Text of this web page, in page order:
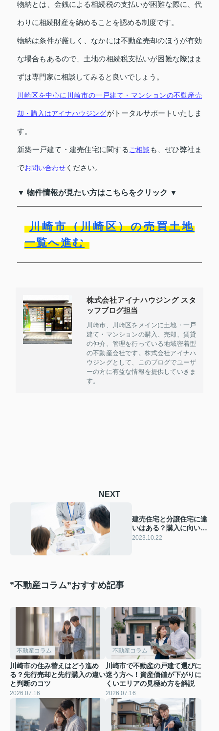
物納とは、金銭による相続税の支払いが困難な際に、代
わりに相続財産を納めることを認める制度です。
物納は条件が厳しく、なかには不動産売却のほうが有効
な場合もあるので、土地の相続税支払いが困難な際はま
ずは専門家に相談してみると良いでしょう。
川崎区を中心に川崎市の一戸建て・マンションの不動産売
却・購入はアイナハウジングがトータルサポートいたしま
す。
新築一戸建て・建売住宅に関する ご相談 も、ぜひ弊社ま
でお問い合わせ ください。
▼ 物件情報が見たい方はこちらをクリック ▼
川崎市（川崎区）の売買土地
一覧へ進む
株式会社アイナハウジング スタ
ッフブログ担当
川崎市、川崎区をメインに土地・一戸
建て・マンションの購入、売却、賃貸
の仲介、管理を行っている地域密着型
の不動産会社です。株式会社アイナハ
ウジングとして、このブログでユーザ
ーの方に有益な情報を提供していきま
す。
NEXT
建売住宅と分譲住宅に違
いはある？購入に向いて
いる方をご紹介
2023.10.22
”不動産コラム”おすすめ記事
不動産コラム
川崎市の住み替えはどう進め
る？先行売却と先行購入の違い
と判断のコツ
2026.07.16
不動産コラム
川崎市で不動産の戸建て選びに
迷う方へ！資産価値が下がりに
くいエリアの見極め方を解説
2026.07.16